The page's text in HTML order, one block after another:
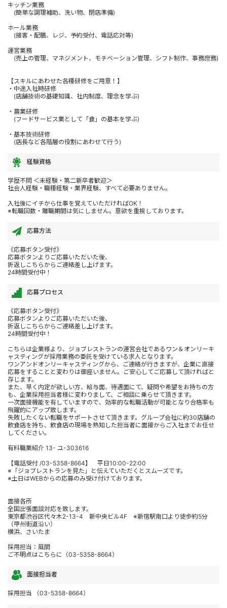
キッチン業務
(簡単な調理補助、洗い物、閉店準備)
ホール業務
(接客・配膳、レジ、予約受付、電話応対等)
運営業務
(売上の管理、マネジメント、モチベーション管理、シフト制作、事務庶務)
【スキルにあわせた各種研修をご用意！】
・中途入社時研修
(店舗技術の基礎知識、社内制度、理念を学ぶ)
・農業研修
(フードサービス業として「食」の基本を学ぶ)
・基本技術研修
(店長など各階層の役割にあわせて行う)
経験資格
学歴不問 ＜未経験・第二新卒者歓迎＞
社会人経験・職種経験・業界経験、すべて必要ありません。
入社後にイチから仕事を覚えていただければOK！
※転職回数・離職期間は気にしません。意欲を重視しております。
応募方法
《応募ボタン受付》
応募ボタンよりご応募いただいた後、
折返しこちらからご連絡差し上げます。
24時間受付中！
応募プロセス
《応募ボタン受付》
応募ボタンよりご応募いただいた後、
折返しこちらからご連絡差し上げます。
24時間受付中！
こちらは企業様より、ジョブレストランの運営会社であるワン＆オンリーキ
ャスティングが採用業務の委託を受けている求人となります。
ワンアンドオンリーキャスティングから、ご連絡が行きますが、企業に直接
応募をすることと変わりは御座いません。ご安心してご応募して頂ければと
存じます。
また、早く内定が欲しい方、給与面、待遇面にて、疑問や希望をお持ちの方
も、企業採用担当者様に変わりまして、ご相談に乗らせて頂きます。
一次面接機能を有していますので、効率的な転職活動が可能となり合格率も
飛躍的にアップ致します。
失敗したくない転職をサポートさせて頂きます。グループ会社に約30店舗の
飲食店を持ち、飲食店の現場を熟知した担当者に面接からご入社までお任せ
してください。
有料職業紹介 13- ユ-303616
【電話受付 /03-5358-8664】 平日10:00-22:00
※「ジョブレストランを見た」と伝えていただくとスムーズです。
※土日はWEBからの応募のみ受け付けております。
面接各所
全国出張面談対応を致します。
東京都渋谷区代々木2-13-4 新中央ビル4F ※新宿駅南口より徒歩約5分
（甲州街道沿い）
横浜、さいたま
採用担当：風間
ご不明点はこちらに（03-5358-8664）
面接担当者
採用担当 （03-5358-8664）